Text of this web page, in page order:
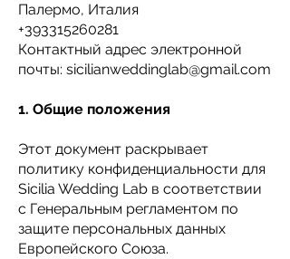
Палермо, Италия
+393315260281
Контактный адрес электронной
почты: sicilianweddinglab@gmail.com
1. Общие положения
Этот документ раскрывает
политику конфиденциальности для
Sicilia Wedding Lab в соответствии
с Генеральным регламентом по
защите персональных данных
Европейского Союза.